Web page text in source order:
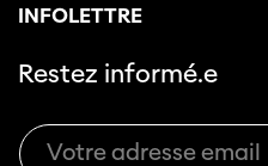
INFOLETTRE
Restez informé.e